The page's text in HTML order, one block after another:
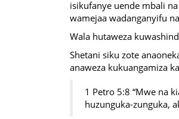
isikufanye uende mbali
wamejaa wadanganyifu
Wala hutaweza
Shetani siku zote
anaweza kukuangamiza
1 Petro 5:8 “Mwe na
huzunguka-zunguka,